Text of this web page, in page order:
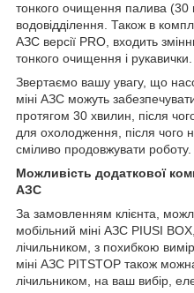
тонкого очищення палива (30
водовідділення. Також в
АЗС версії PRO, входить
тонкого очищення і рукавички.
Звертаємо вашу увагу, що
міні АЗС можуть
протягом 30 хвилин, після
для охолодження, після чого
сміливо продовжувати роботу.
Можливість додаткової
АЗС
За замовленням клієнта,
мобільний міні АЗС PIUSI
лічильником, з похибкою
міні АЗС PITSTOP також
лічильником, на ваш вибір,